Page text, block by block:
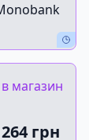
магазин
264 грн